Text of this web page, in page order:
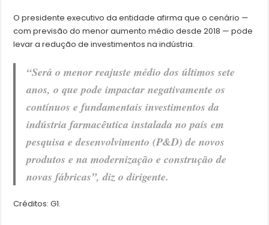
O presidente executivo da entidade afirma que o cenário —
com previsão do menor aumento médio desde 2018 — pode
levar a redução de investimentos na indústria.
“Será o menor reajuste médio dos últimos sete
anos, o que pode impactar negativamente os
contínuos e fundamentais investimentos da
indústria farmacêutica instalada no país em
pesquisa e desenvolvimento (P&D) de novos
produtos e na modernização e construção de
novas fábricas”, diz o dirigente.
Créditos: G1.